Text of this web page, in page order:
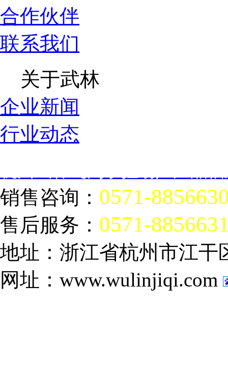
合作伙伴
联系我们
关于武林
企业新闻
行业动态
销售咨询： 0571-
售后服务： 0571-
地址：浙江省杭州市江干
网址：www.wulinjiqi.com